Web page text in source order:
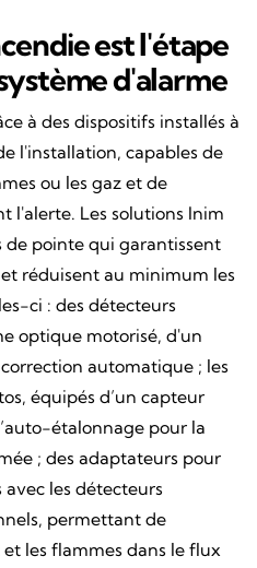
est l'étape
d'alarme
à des dispositifs installés à
l'installation, capables de
ou les gaz et de
l'alerte. Les solutions Inim
pointe qui garantissent
réduisent au minimum les
ci : des détecteurs
optique motorisé, d'un
automatique ; les
équipés d’un capteur
étalonnage pour la
; des adaptateurs pour
les détecteurs
permettant de
les flammes dans le flux